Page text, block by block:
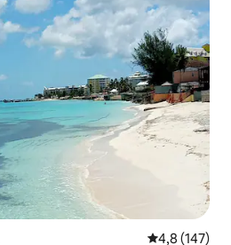
Gemiddelde
4,8 (147)